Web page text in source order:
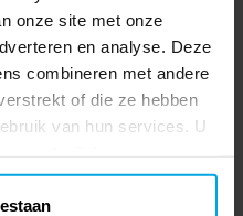
onze site met onze
en analyse. Deze
combineren met andere
of die ze hebben
van hun services. U
maar ruikt in het begin wel